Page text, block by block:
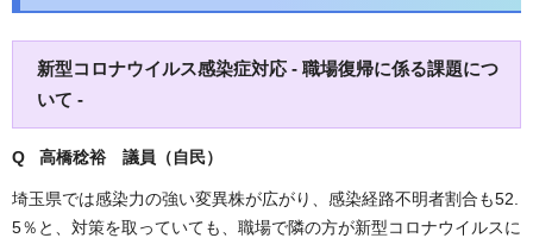
新型コロナウイルス感染症対応 - 職場復帰に係る課題につ
いて -
Q 高橋稔裕 議員（自民）
埼玉県では感染力の強い変異株が広がり、感染経路不明者割合も52.
5％と、対策を取っていても、職場で隣の方が新型コロナウイルスに